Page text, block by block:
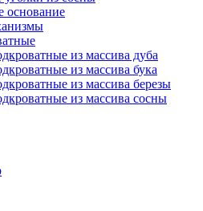
основание
из массива дуба
из массива бука
из массива березы
из массива сосны